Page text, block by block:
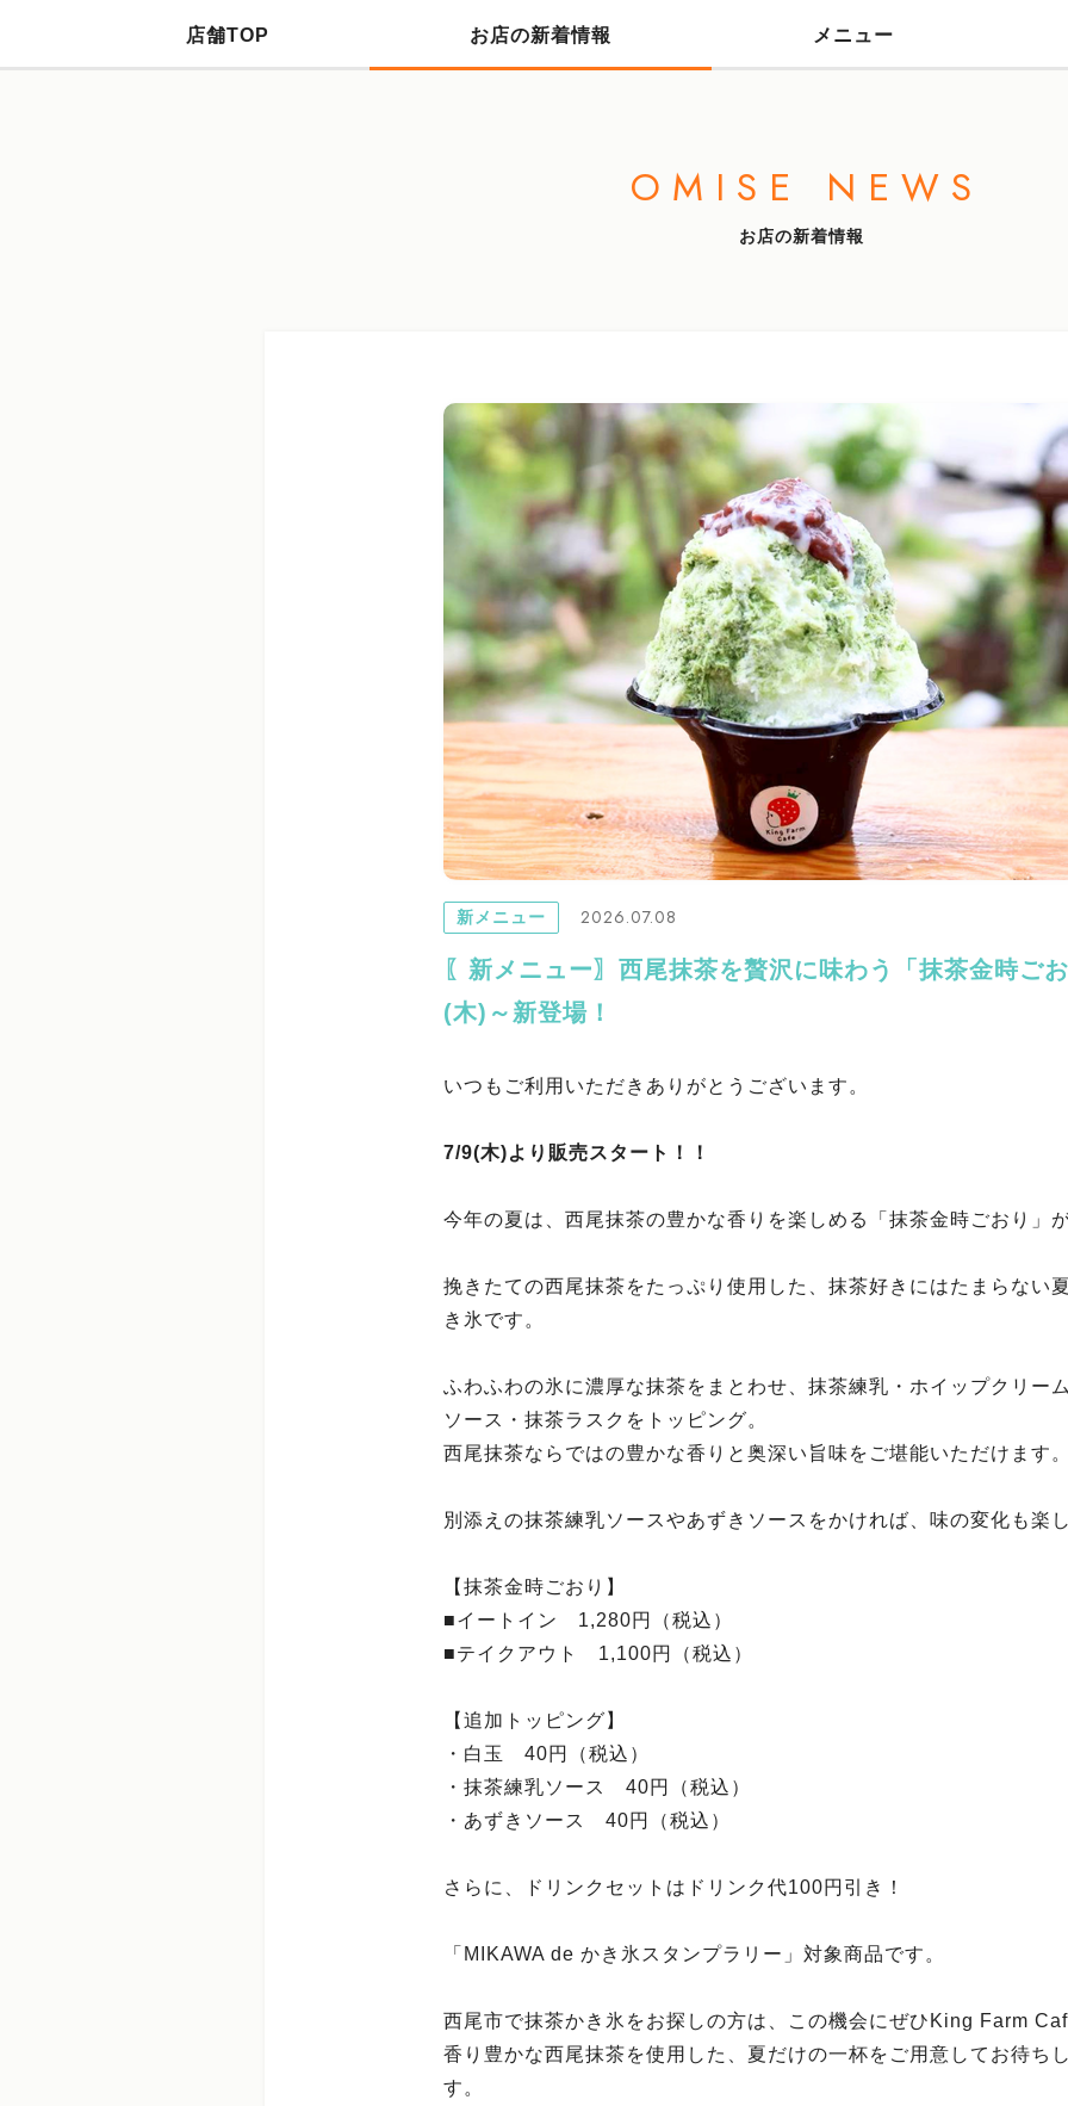
店舗TOP お店の新着情報 メニュー
OMISE NEWS
お店の新着情報
新メニュー 2026.07.08
〖新メニュー〗西尾抹茶を贅沢に味わう「抹茶金時ご
(木)～新登場！
いつもご利用いただきありがとうございます。
7/9(木)より販売スタート！！
今年の夏は、西尾抹茶の豊かな香りを楽しめる「抹茶金時ごおり」
挽きたての西尾抹茶をたっぷり使用した、抹茶好きにはたまらない
き氷です。
ふわふわの氷に濃厚な抹茶をまとわせ、抹茶練乳・ホイップクリー
ソース・抹茶ラスクをトッピング。
西尾抹茶ならではの豊かな香りと奥深い旨味をご堪能いただけます
別添えの抹茶練乳ソースやあずきソースをかければ、味の変化も楽
【抹茶金時ごおり】
■イートイン 1,280円（税込）
■テイクアウト 1,100円（税込）
【追加トッピング】
・白玉 40円（税込）
・抹茶練乳ソース 40円（税込）
・あずきソース 40円（税込）
さらに、ドリンクセットはドリンク代100円引き！
「MIKAWA de かき氷スタンプラリー」対象商品です。
西尾市で抹茶かき氷をお探しの方は、この機会にぜひKing Farm
香り豊かな西尾抹茶を使用した、夏だけの一杯をご用意してお待ち
す。